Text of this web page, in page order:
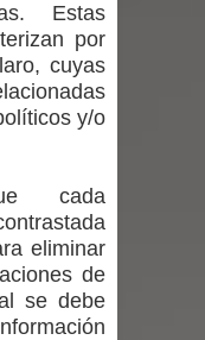
Maule por su
en
apuesta a la
educativa
Estas
por
cuyas
y/o
cada
eliminar
de
se debe